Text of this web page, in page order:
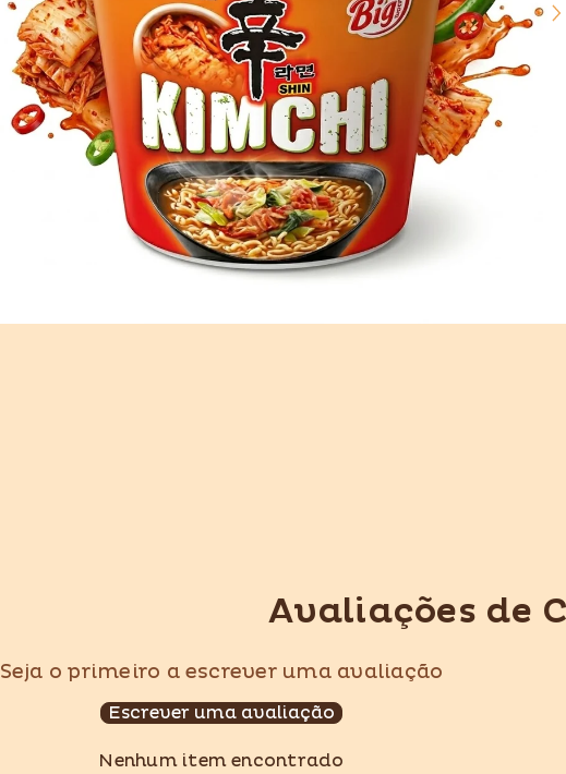
Compartilhar
Avaliações de
Seja o primeiro a escrever uma avaliação
Escrever uma avaliação
Nenhum item encontrado